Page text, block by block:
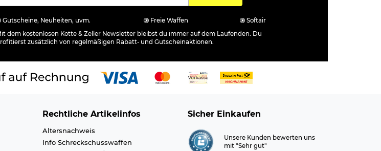
Gutscheine, Neuheiten, uvm. Freie Waffen
Softair
dem kostenlosen Kotte & Zeller Newsletter bleibst du immer auf dem Laufenden. Du
zusätzlich von regelmäßigen Rabatt- und Gutscheinaktionen.
Rechtliche Artikelinfos
Altersnachweis
Info Schreckschusswaffen
Sicher Einkaufen
Unsere Kunden bewerten uns
mit "Sehr gut"